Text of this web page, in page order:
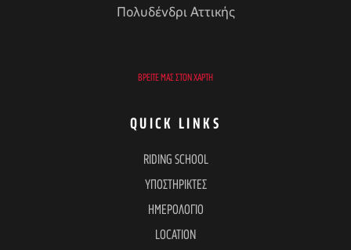
Πολυδένδρι Αττικής
ΒΡΕΊΤΕ ΜΑΣ ΣΤΟΝ ΧΆΡΤΗ
QUICK LINKS
RIDING SCHOOL
ΥΠΟΣΤΗΡΙΚΤΕΣ
ΗΜΕΡΟΛΟΓΙΟ
LOCATION